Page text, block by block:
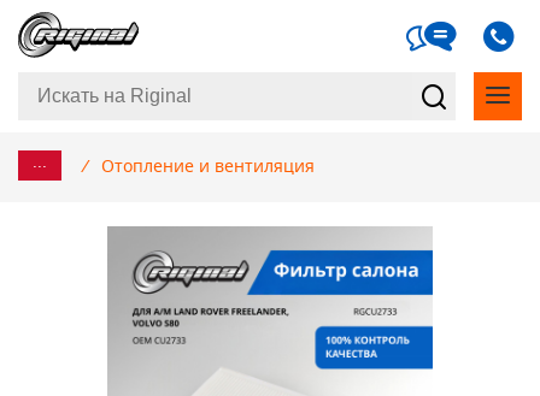
... / Отопление и вентиляция